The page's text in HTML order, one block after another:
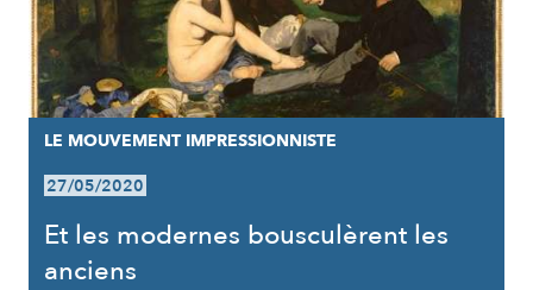
LE MOUVEMENT IMPRESSIONNISTE
27/05/2020
Et les modernes bousculèrent les
anciens